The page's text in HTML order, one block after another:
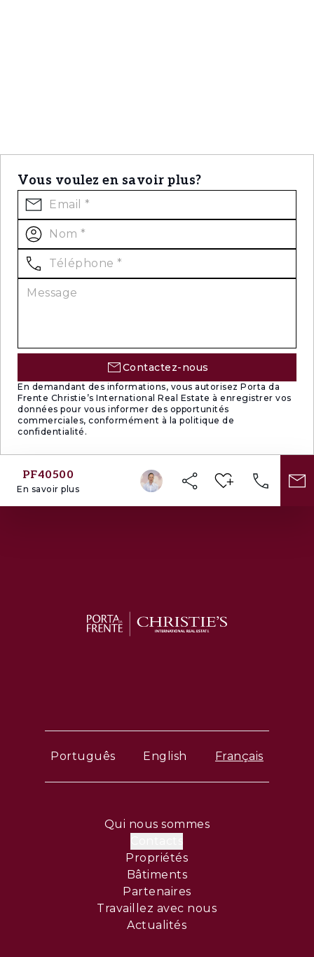
Vous voulez en savoir plus?
Contactez-nous
En demandant des informations, vous autorisez Porta da
Frente Christie’s International Real Estate à enregistrer vos
données pour vous informer des opportunités
commerciales, conformément à la politique de
confidentialité.
PF40500
En savoir plus
Português English Français
Qui nous sommes
Propriétés
Bâtiments
Partenaires
Travaillez avec nous
Actualités